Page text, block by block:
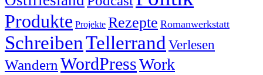
Produkte Projekte Rezepte Romanwerkstatt
SchreibenTellerrand Verlesen
Wandern WordPressWork